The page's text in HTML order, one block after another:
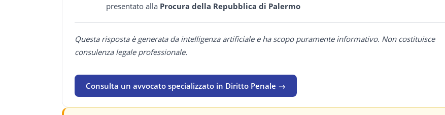
presentato alla Procura della Repubblica di Palermo
Questa risposta è generata da intelligenza artificiale e ha scopo puramente informativo. Non costituisce
consulenza legale professionale.
Consulta un avvocato specializzato in Diritto Penale →